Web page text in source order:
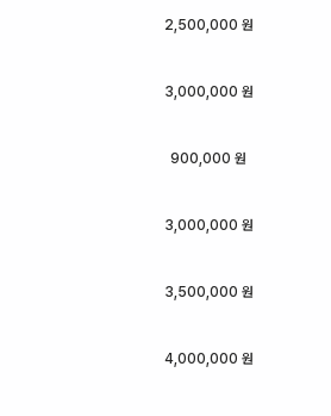
2,500,000 원
3,000,000 원
900,000 원
3,000,000 원
3,500,000 원
4,000,000 원